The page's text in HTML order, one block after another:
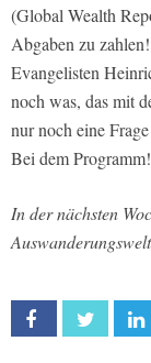
(Global Wealth
Abgaben zu
Evangelisten
noch was, das mit
nur noch eine
Bei dem Programm!
In der nächsten
Facebook Twitter